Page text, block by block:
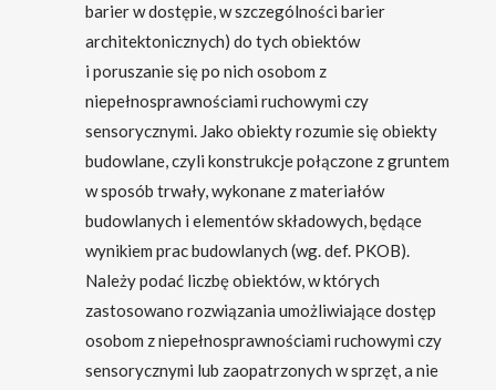
barier w dostępie, w szczególności barier
architektonicznych) do tych obiektów
i poruszanie się po nich osobom z
niepełnosprawnościami ruchowymi czy
sensorycznymi. Jako obiekty rozumie się obiekty
budowlane, czyli konstrukcje połączone z gruntem
w sposób trwały, wykonane z materiałów
budowlanych i elementów składowych, będące
wynikiem prac budowlanych (wg. def. PKOB).
Należy podać liczbę obiektów, w których
zastosowano rozwiązania umożliwiające dostęp
osobom z niepełnosprawnościami ruchowymi czy
sensorycznymi lub zaopatrzonych w sprzęt, a nie